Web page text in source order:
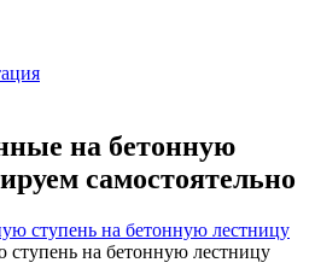
на бетонную
самостоятельно
ступень на бетонную лестницу